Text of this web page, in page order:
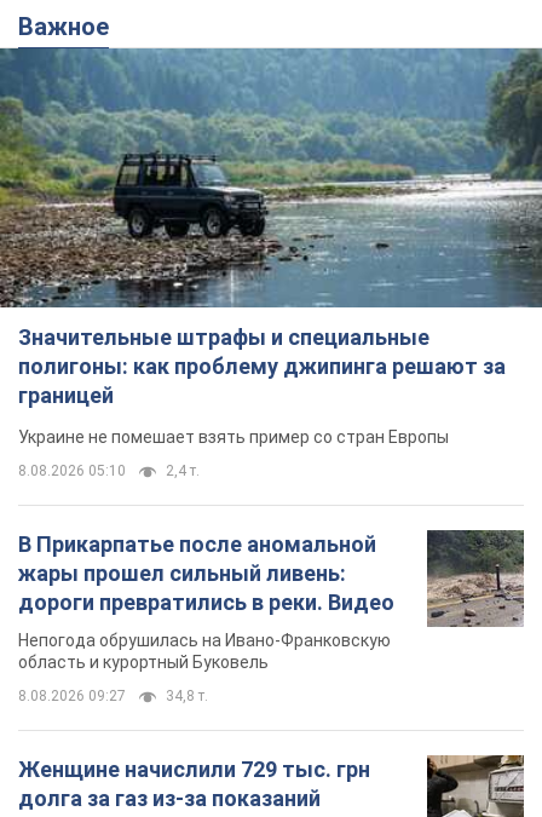
Важное
Значительные штрафы и специальные
полигоны: как проблему джипинга решают за
границей
Украине не помешает взять пример со стран Европы
8.08.2026 05:10 2,4 т.
В Прикарпатье после аномальной
жары прошел сильный ливень:
дороги превратились в реки. Видео
Непогода обрушилась на Ивано-Франковскую
область и курортный Буковель
8.08.2026 09:27 34,8 т.
Женщине начислили 729 тыс. грн
долга за газ из-за показаний